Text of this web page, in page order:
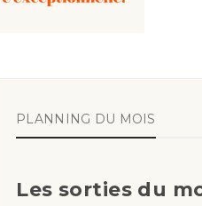
PLANNING DU MOIS
Les sorties du